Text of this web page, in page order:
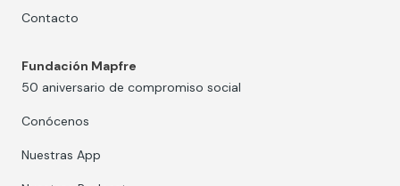
Contacto
Fundación Mapfre
50 aniversario de compromiso social
Conócenos
Nuestras App